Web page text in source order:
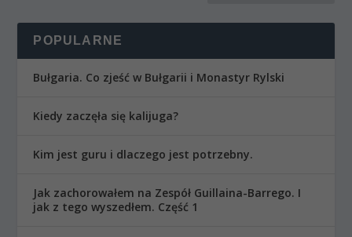
POPULARNE
Bułgaria. Co zjeść w Bułgarii i Monastyr Rylski
Kiedy zaczęła się kalijuga?
Kim jest guru i dlaczego jest potrzebny.
Jak zachorowałem na Zespół Guillaina-Barrego. I
jak z tego wyszedłem. Część 1